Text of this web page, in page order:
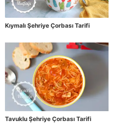
Kıymalı Şehriye Çorbası Tarifi
Tavuklu Şehriye Çorbası Tarifi